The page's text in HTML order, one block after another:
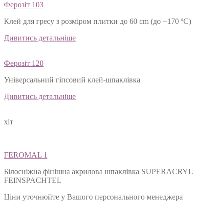
Ферозіт 103
Клей для гресу з розміром плитки до 60 cm (до +170 ºС)
Дивитись детальніше
Ферозіт 120
Універсальний гіпсовий клей-шпаклівка
Дивитись детальніше
хіт
FEROMAL 1
Білосніжна фінішна акрилова шпаклівка SUPERACRYL
FEINSPACHTEL
Ціни уточнюйте у Вашого персонального менеджера